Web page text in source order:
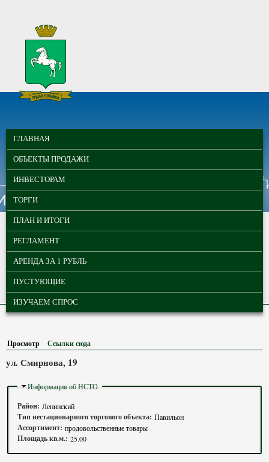
МУНИЦИПАЛЬНЫЕ
ТОРГИ ГОРОДА
ТОМСКА
ГЛАВНОЕ МЕНЮ
ГЛАВНАЯ
ОБЪЕКТЫ ПРОДАЖИ
ИНВЕСТОРАМ
ТОРГИ
ПЛАН И ИТОГИ
РЕГЛАМЕНТ
АРЕНДА ЗА 1 РУБЛЬ
ПУСТУЮЩИЕ
ИЗУЧАЕМ СПРОС
Просмотр (активная вкладка)
Ссылки сюда
ул. Смирнова, 19
Скрыть
Информация об НСТО
Район: Ленинский
Тип нестационарного торгового объекта: Павильон
Ассортимент: продовольственные товары
Площадь кв.м.: 25.00